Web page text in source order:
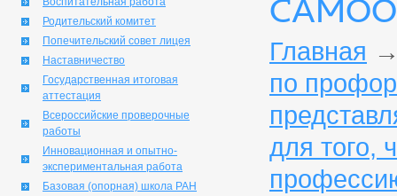
Родительский комитет
Попечительский совет лицея
Наставничество
Государственная итоговая
аттестация
Всероссийские проверочные
работы
Инновационная и опытно-
экспериментальная работа
Базовая (опорная) школа РАН
Главная
по
для того,